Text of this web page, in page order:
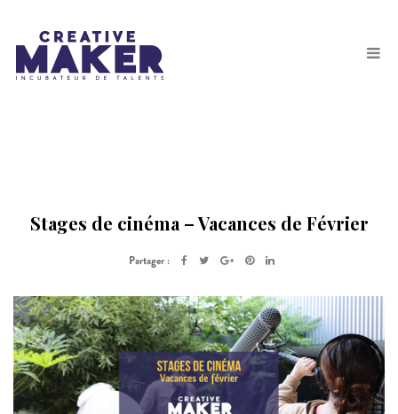
Stages de cinéma – Vacances de Février
Partager :